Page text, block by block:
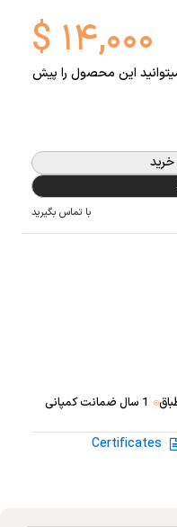
$ ۱۴,۰۰۰
این محصول را پیش
با تماس بگیرید
1 سال ضمانت کمپانی
Certificates